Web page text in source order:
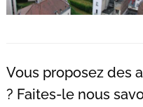
Vous proposez des
? Faites-le nous